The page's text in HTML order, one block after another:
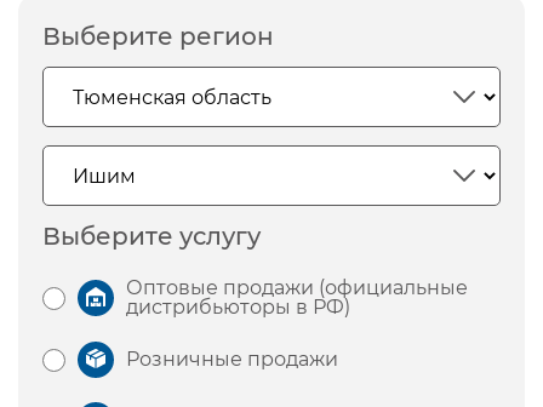
Выберите регион
Выберите услугу
Оптовые продажи (официальные
дистрибьюторы в РФ)
Розничные продажи